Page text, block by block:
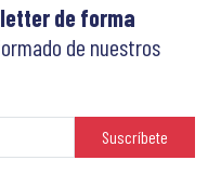
de forma
de nuestros
Suscríbete